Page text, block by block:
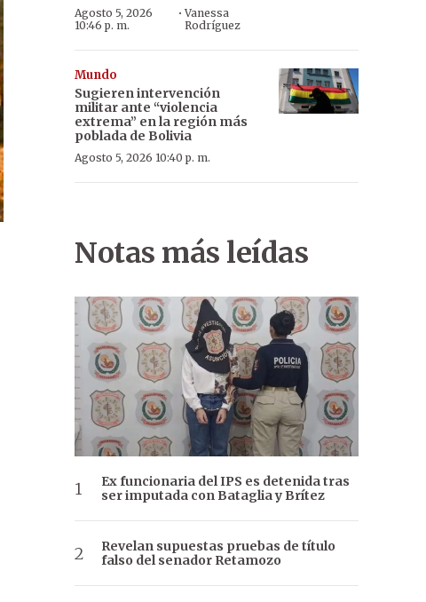
Agosto 5, 2026
10:46 p. m.
·Vanessa
Rodríguez
Mundo
Sugieren intervención
militar ante “violencia
extrema” en la región más
poblada de Bolivia
Agosto 5, 2026 10:40 p. m.
Notas más leídas
Ex funcionaria del IPS es detenida tras
ser imputada con Bataglia y Brítez
Revelan supuestas pruebas de título
falso del senador Retamozo